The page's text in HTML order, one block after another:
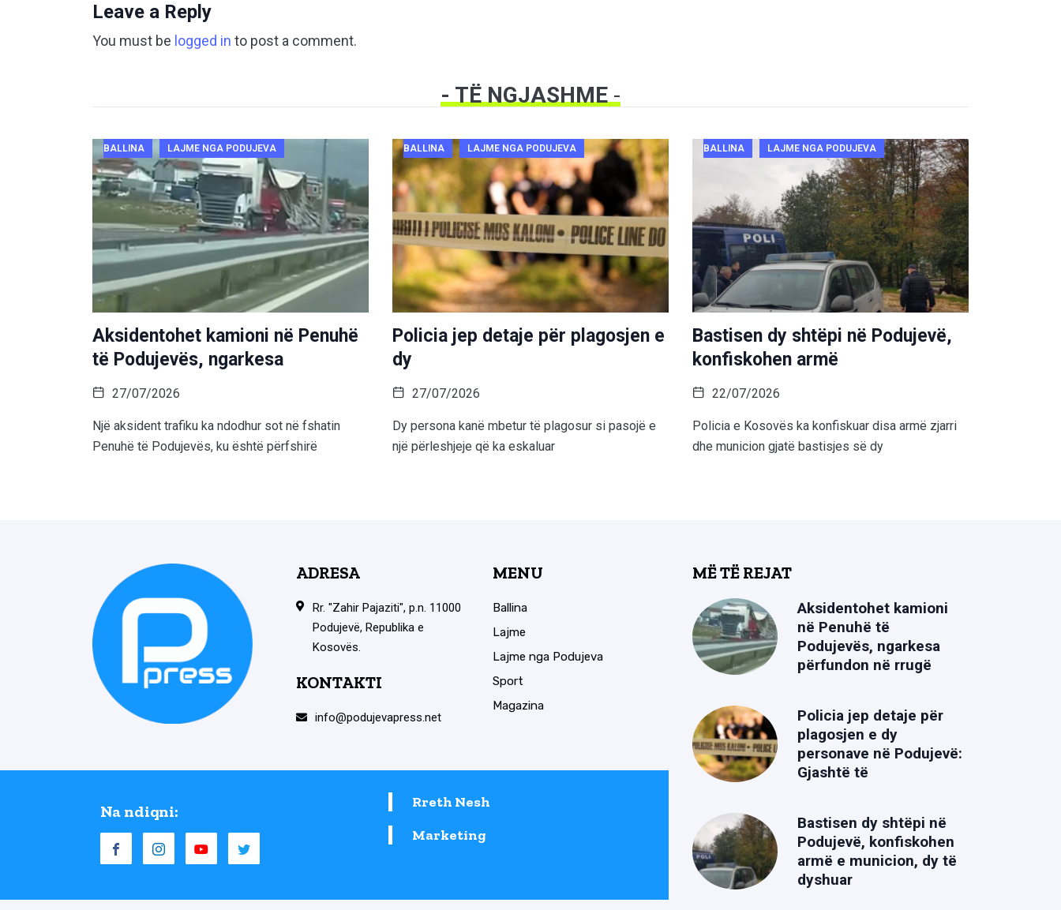
Leave a Reply
You must be logged in to post a comment.
- TË NGJASHME-
BALLINA LAJME NGA PODUJEVA
Aksidentohet kamioni në Penuhë
të Podujevës, ngarkesa
27/07/2026
Një aksident trafiku ka ndodhur sot në fshatin
Penuhë të Podujevës, ku është përfshirë
BALLINA LAJME NGA PODUJEVA
Policia jep detaje për plagosjen e
dy
27/07/2026
Dy persona kanë mbetur të plagosur si pasojë e
një përleshjeje që ka eskaluar
BALLINA LAJME NGA PODUJEVA
Bastisen dy shtëpi në Podujevë,
konfiskohen armë
22/07/2026
Policia e Kosovës ka konfiskuar disa armë zjarri
dhe municion gjatë bastisjes së dy
ADRESA
Rr. "Zahir Pajaziti", p.n. 11000
Podujevë, Republika e
Kosovës.
KONTAKTI
info@podujevapress.net
MENU
Ballina
Lajme
Lajme nga Podujeva
Sport
Magazina
Na ndiqni:
Rreth Nesh
Marketing
MË TË REJAT
Aksidentohet kamioni
në Penuhë të
Podujevës, ngarkesa
përfundon në rrugë
Policia jep detaje për
plagosjen e dy
personave në Podujevë:
Gjashtë të
Bastisen dy shtëpi në
Podujevë, konfiskohen
armë e municion, dy të
dyshuar